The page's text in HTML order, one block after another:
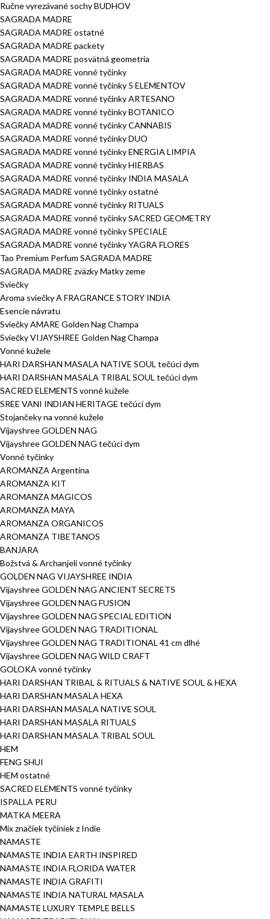
Ručne vyrezávané sochy BUDHOV
SAGRADA MADRE
SAGRADA MADRE ostatné
SAGRADA MADRE packety
SAGRADA MADRE posvätná geometria
SAGRADA MADRE vonné tyčinky
SAGRADA MADRE vonné tyčinky 5 ELEMENTOV
SAGRADA MADRE vonné tyčinky ARTESANO
SAGRADA MADRE vonné tyčinky BOTANICO
SAGRADA MADRE vonné tyčinky CANNABIS
SAGRADA MADRE vonné tyčinky DUO
SAGRADA MADRE vonné tyčinky ENERGIA LIMPIA
SAGRADA MADRE vonné tyčinky HIERBAS
SAGRADA MADRE vonné tyčinky INDIA MASALA
SAGRADA MADRE vonné tyčinky ostatné
SAGRADA MADRE vonné tyčinky RITUALS
SAGRADA MADRE vonné tyčinky SACRED GEOMETRY
SAGRADA MADRE vonné tyčinky SPECIALE
SAGRADA MADRE vonné tyčinky YAGRA FLORES
Tao Premium Perfum SAGRADA MADRE
SAGRADA MADRE zväzky Matky zeme
Sviečky
Aroma sviečky A FRAGRANCE STORY INDIA
Esencie návratu
Sviečky AMARE Golden Nag Champa
Sviečky VIJAYSHREE Golden Nag Champa
Vonné kužele
HARI DARSHAN MASALA NATIVE SOUL tečúci dym
HARI DARSHAN MASALA TRIBAL SOUL tečúci dym
SACRED ELEMENTS vonné kužele
SREE VANI INDIAN HERITAGE tečúci dym
Stojančeky na vonné kužele
Vijayshree GOLDEN NAG
Vijayshree GOLDEN NAG tečúci dym
Vonné tyčinky
AROMANZA Argentina
AROMANZA KIT
AROMANZA MAGICOS
AROMANZA MAYA
AROMANZA ORGANICOS
AROMANZA TIBETANOS
BANJARA
Božstvá & Archanjeli vonné tyčinky
GOLDEN NAG VIJAYSHREE INDIA
Vijayshree GOLDEN NAG ANCIENT SECRETS
Vijayshree GOLDEN NAG FUSION
Vijayshree GOLDEN NAG SPECIAL EDITION
Vijayshree GOLDEN NAG TRADITIONAL
Vijayshree GOLDEN NAG TRADITIONAL 41 cm dlhé
Vijayshree GOLDEN NAG WILD CRAFT
GOLOKA vonné tyčinky
HARI DARSHAN TRIBAL & RITUALS & NATIVE SOUL & HEXA
HARI DARSHAN MASALA HEXA
HARI DARSHAN MASALA NATIVE SOUL
HARI DARSHAN MASALA RITUALS
HARI DARSHAN MASALA TRIBAL SOUL
HEM
FENG SHUI
HEM ostatné
SACRED ELEMENTS vonné tyčinky
ISPALLA PERU
MATKA MEERA
Mix značiek tyčiniek z Indie
NAMASTE
NAMASTE INDIA EARTH INSPIRED
NAMASTE INDIA FLORIDA WATER
NAMASTE INDIA GRAFITI
NAMASTE INDIA NATURAL MASALA
NAMASTE LUXURY TEMPLE BELLS